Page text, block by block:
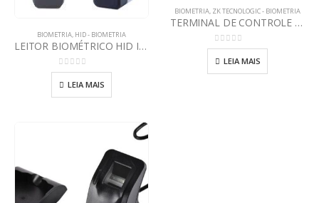
BIOMETRIA, HID - BIOMETRIA
LEITOR BIOMÉTRICO HID ICLASS SE RB25F
0out of 5
LEIA MAIS
BIOMETRIA, ZK TECNOLOGIC - BIOMETRIA
TERMINAL DE CONTROLE DE ACESSO MULTI-BIOMÉTRICO PROBIO
0out of 5
LEIA MAIS